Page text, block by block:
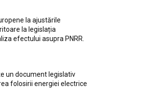
la ajustările
la legislația
efectului asupra PNRR.
un document legislativ
folosirii energiei electrice